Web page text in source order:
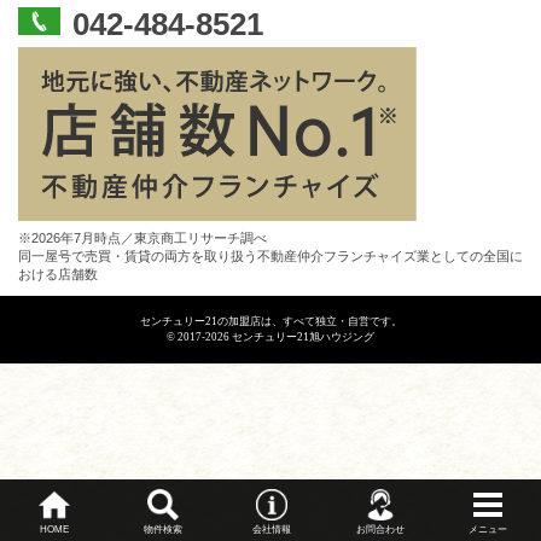
042-484-8521
※2026年7月時点／東京商工リサーチ調べ
同一屋号で売買・賃貸の両方を取り扱う不動産仲介フランチャイズ業としての全国に
おける店舗数
センチュリー21の加盟店は、すべて独立・自営です。
© 2017-2026 センチュリー21旭ハウジング
HOME 物件検索 会社情報 お問合わせ メニュー